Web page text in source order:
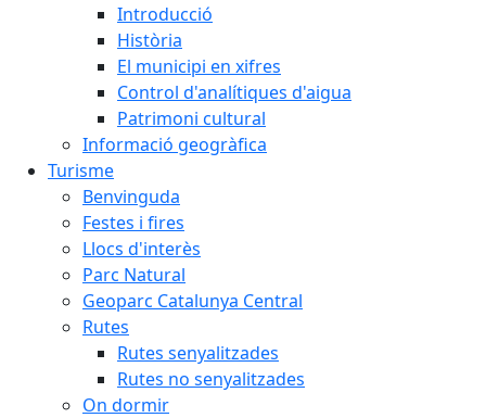
Introducció
Història
El municipi en xifres
Control d'analítiques d'aigua
Patrimoni cultural
Informació geogràfica
Turisme
Benvinguda
Festes i fires
Llocs d'interès
Parc Natural
Geoparc Catalunya Central
Rutes
Rutes senyalitzades
Rutes no senyalitzades
On dormir